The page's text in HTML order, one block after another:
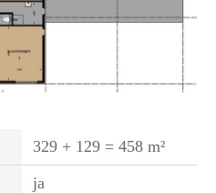
329 + 129 = 458 m²
ja